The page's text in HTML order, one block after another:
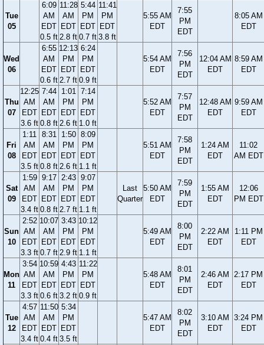
Tue
05
6:09
AM
EDT
0.5 ft
11:28
AM
EDT
2.8 ft
5:44
PM
EDT
0.7 ft
11:41
PM
EDT
3.8 ft
5:55 AM
EDT
7:55
PM
EDT
8:05 AM
EDT
Wed
06
6:55
AM
EDT
0.6 ft
12:13
PM
EDT
2.7 ft
6:24
PM
EDT
0.9 ft
5:54 AM
EDT
7:56
PM
EDT
12:04 AM
EDT
8:59 AM
EDT
Thu
07
12:25
AM
EDT
3.6 ft
7:44
AM
EDT
0.8 ft
1:01
PM
EDT
2.6 ft
7:14
PM
EDT
1.0 ft
5:52 AM
EDT
7:57
PM
EDT
12:48 AM
EDT
9:59 AM
EDT
Fri
08
1:11
AM
EDT
3.5 ft
8:31
AM
EDT
0.8 ft
1:50
PM
EDT
2.6 ft
8:09
PM
EDT
1.1 ft
5:51 AM
EDT
7:58
PM
EDT
1:24 AM
EDT
11:02
AM EDT
Sat
09
1:59
AM
EDT
3.4 ft
9:17
AM
EDT
0.8 ft
2:43
PM
EDT
2.7 ft
9:07
PM
EDT
1.1 ft
Last
Quarter
5:50 AM
EDT
7:59
PM
EDT
1:55 AM
EDT
12:06
PM EDT
Sun
10
2:52
AM
EDT
3.3 ft
10:07
AM
EDT
0.7 ft
3:43
PM
EDT
2.9 ft
10:12
PM
EDT
1.1 ft
5:49 AM
EDT
8:00
PM
EDT
2:22 AM
EDT
1:11 PM
EDT
Mon
11
3:54
AM
EDT
3.3 ft
10:59
AM
EDT
0.6 ft
4:43
PM
EDT
3.2 ft
11:22
PM
EDT
0.9 ft
5:48 AM
EDT
8:01
PM
EDT
2:46 AM
EDT
2:17 PM
EDT
Tue
12
4:57
AM
EDT
3.4 ft
11:50
AM
EDT
0.4 ft
5:34
PM
EDT
3.5 ft
5:47 AM
EDT
8:02
PM
EDT
3:10 AM
EDT
3:24 PM
EDT